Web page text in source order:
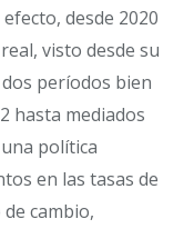
desde 2020
visto desde su
períodos bien
hasta mediados
política
en las tasas de
cambio,